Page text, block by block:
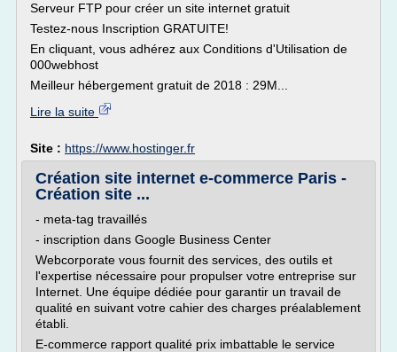
Serveur FTP pour créer un site internet gratuit
Testez-nous Inscription GRATUITE!
En cliquant, vous adhérez aux Conditions d'Utilisation de
000webhost
Meilleur hébergement gratuit de 2018 : 29M...
Lire la suite
Site : https://www.hostinger.fr
Création site internet e-commerce Paris -
Création site ...
- meta-tag travaillés
- inscription dans Google Business Center
Webcorporate vous fournit des services, des outils et
l'expertise nécessaire pour propulser votre entreprise sur
Internet. Une équipe dédiée pour garantir un travail de
qualité en suivant votre cahier des charges préalablement
établi.
E-commerce rapport qualité prix imbattable le service